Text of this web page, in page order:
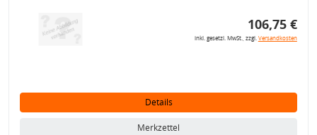
106,75 €
inkl. gesetzl. MwSt., zzgl.Versandkosten
Details
Merkzettel